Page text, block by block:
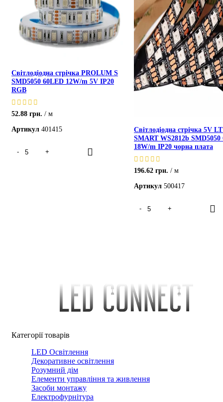
Світлодіодна стрічка PROLUM S
SMD5050 60LED 12W/m 5V IP20
RGB
52.88 грн.
м
Артикул 401415
Світлодіодна стрічка 5V
SMART WS2812b SMD5050
18W/m IP20 чорна плата
196.62 грн.
м
Артикул 500417
Категорії товарів
LED Освітлення
Декоративне освітлення
Розумний дім
Елементи управління та живлення
Засоби монтажу
Електрофурнітура